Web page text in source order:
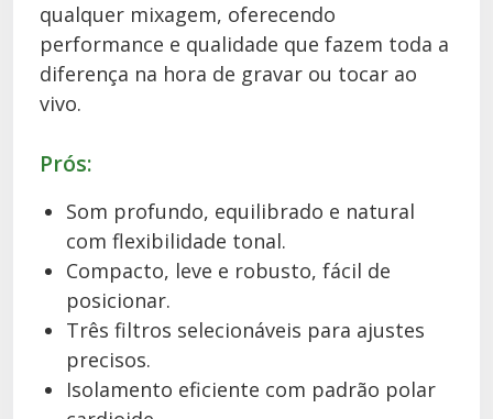
qualquer mixagem, oferecendo
performance e qualidade que fazem toda a
diferença na hora de gravar ou tocar ao
vivo.
Prós:
Som profundo, equilibrado e natural
com flexibilidade tonal.
Compacto, leve e robusto, fácil de
posicionar.
Três filtros selecionáveis para ajustes
precisos.
Isolamento eficiente com padrão polar